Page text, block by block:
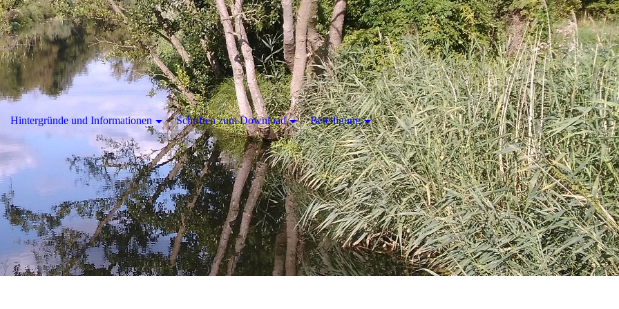
Hintergründe und Informationen Schriften zum Download Beteiligung